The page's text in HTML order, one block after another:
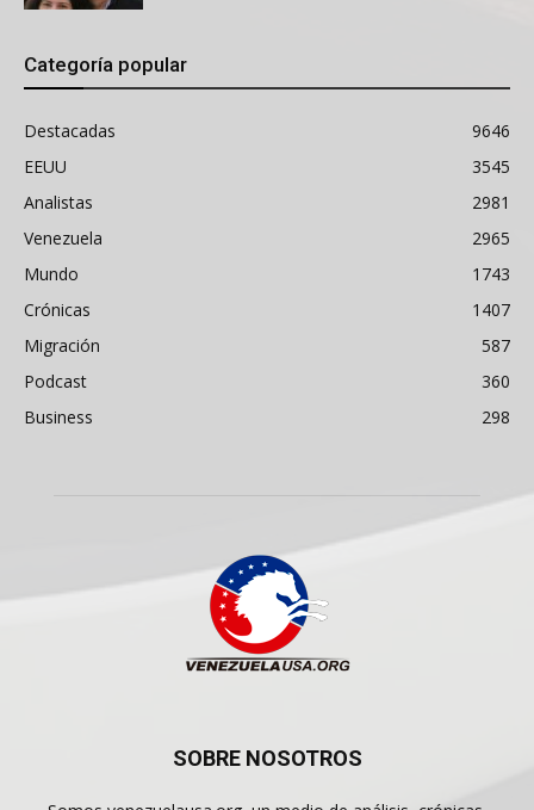
Categoría popular
Destacadas
9646
EEUU
3545
Analistas
2981
Venezuela
2965
Mundo
1743
Crónicas
1407
Migración
587
Podcast
360
Business
298
SOBRE NOSOTROS